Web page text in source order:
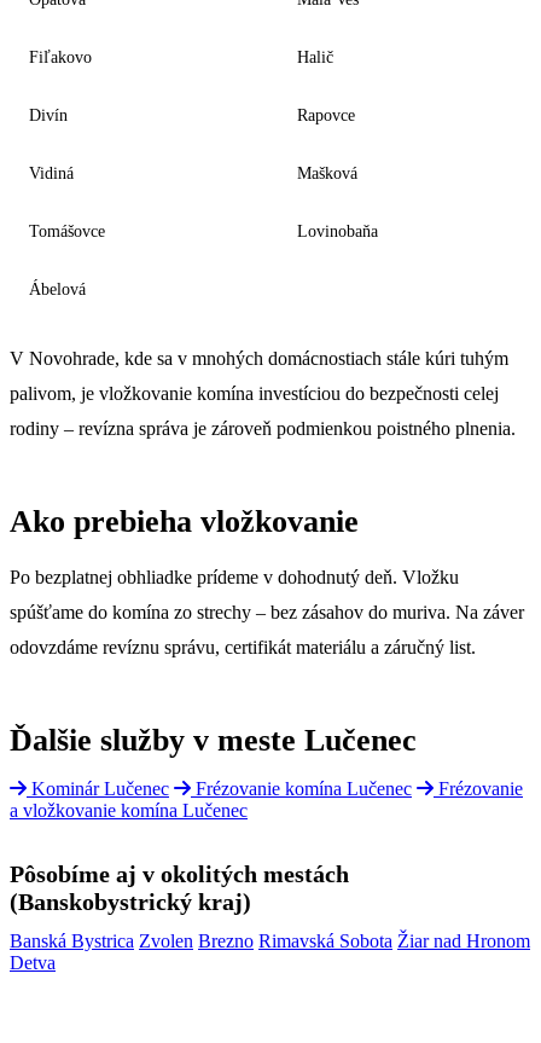
Fiľakovo Halič
Divín Rapovce
Vidiná Mašková
Tomášovce Lovinobaňa
Ábelová
V Novohrade, kde sa v mnohých domácnostiach stále kúri tuhým
palivom, je vložkovanie komína investíciou do bezpečnosti celej
rodiny – revízna správa je zároveň podmienkou poistného plnenia.
Ako prebieha vložkovanie
Po bezplatnej obhliadke prídeme v dohodnutý deň. Vložku
spúšťame do komína zo strechy – bez zásahov do muriva. Na záver
odovzdáme revíznu správu, certifikát materiálu a záručný list.
Ďalšie služby v meste Lučenec
Kominár Lučenec Frézovanie komína Lučenec
Frézovanie
a vložkovanie komína Lučenec
Pôsobíme aj v okolitých mestách
(Banskobystrický kraj)
Banská Bystrica Zvolen Brezno Rimavská Sobota Žiar nad Hronom
Detva